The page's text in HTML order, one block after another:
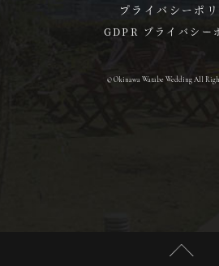
プライバシーポ
GDPR プライバシー
© Okinawa Watabe Wedding All